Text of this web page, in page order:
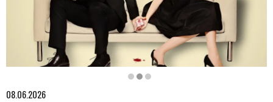
Diapositiva 2 de 3: You Say Potato
08.06.2026